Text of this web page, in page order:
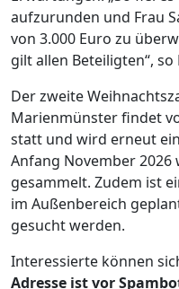
aufzurunden und Frau
von 3.000 Euro zu
gilt allen Beteiligten“, so
Der zweite
Marienmünster findet
statt und wird erneut
Anfang November
gesammelt. Zudem ist
im Außenbereich
gesucht werden.
Interessierte können
Adresse ist vor